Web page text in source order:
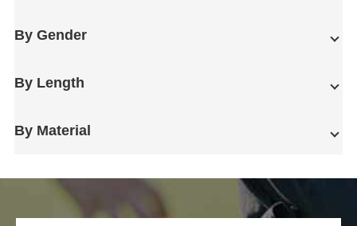
By Gender
By Length
By Material